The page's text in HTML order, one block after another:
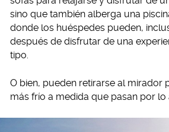
sino que también alberga una
donde los huéspedes pueden,
después de disfrutar de una
tipo.
O bien, pueden retirarse al mirador
más frío a medida que pasan por lo